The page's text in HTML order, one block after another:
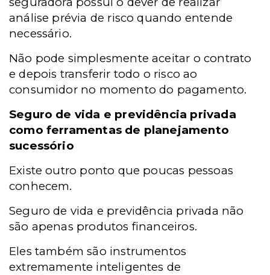
análise prévia de risco quando entende
necessário.
Não pode simplesmente aceitar o contrato
e depois transferir todo o risco ao
consumidor no momento do pagamento.
Seguro de vida e previdência privada
como ferramentas de planejamento
sucessório
Existe outro ponto que poucas pessoas
conhecem.
Seguro de vida e previdência privada não
são apenas produtos financeiros.
Eles também são instrumentos
extremamente inteligentes de